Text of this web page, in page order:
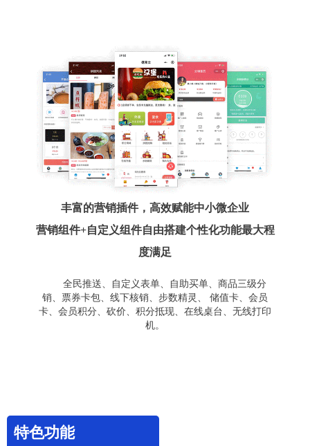
丰富的营销插件，高效赋能中小微企业
营销组件+自定义组件自由搭建个性化功能最大程
度满足
全民推送、自定义表单、自助买单、商品三级分
销、票券卡包、线下核销、步数精灵、 储值卡、会员
卡、会员积分、砍价、积分抵现、在线桌台、无线打印
机。
特色功能